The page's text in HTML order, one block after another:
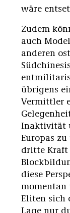
wäre
Zudem
auch
anderen
übrigens
Vermittler
Inaktivität
Europas
dritte Kraft
diese
momentan
Eliten sich
Lage nur